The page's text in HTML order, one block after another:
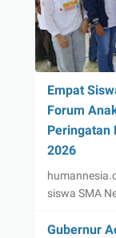
Empat
Forum
Peringatan
2026
siswa SMA
Gubernur